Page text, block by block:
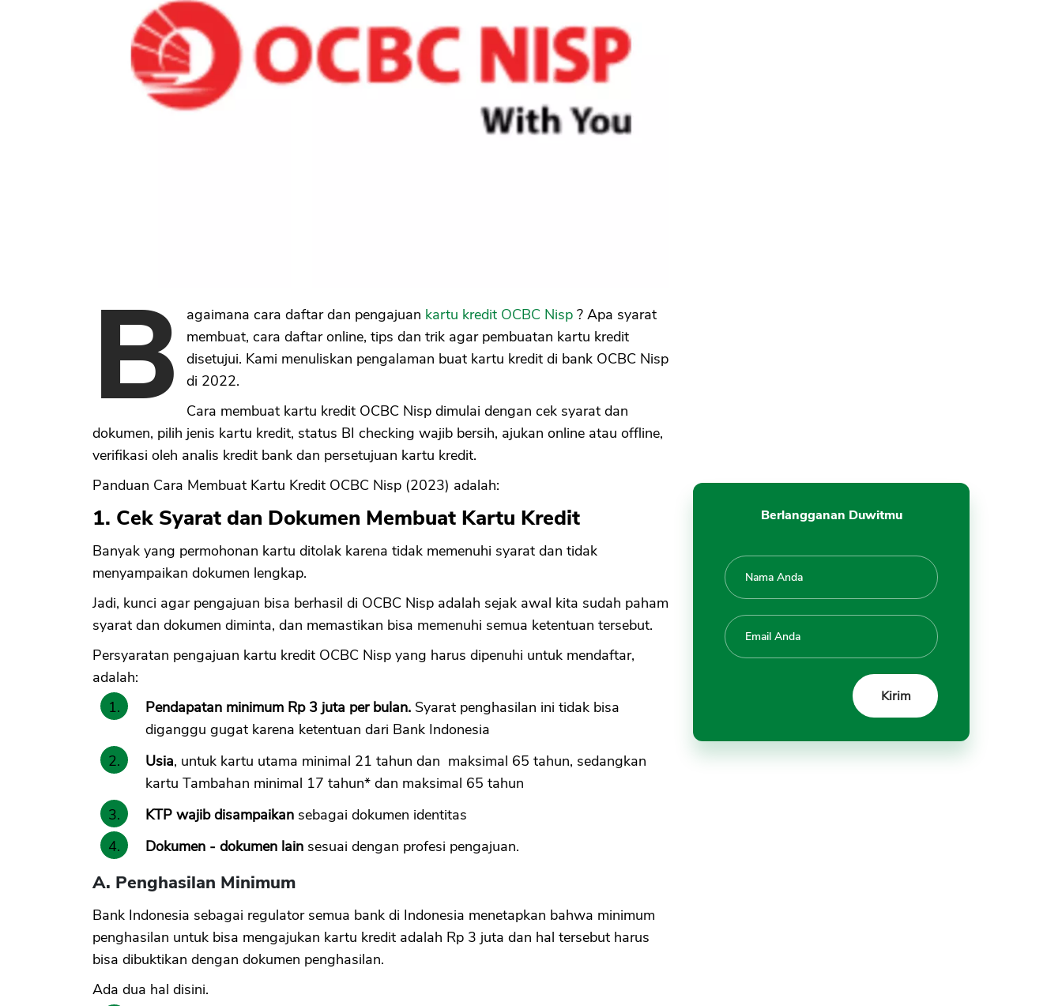
B agaimana cara daftar dan pengajuan kartu kredit OCBC Nisp ? Apa syarat
membuat, cara daftar online, tips dan trik agar pembuatan kartu kredit
disetujui. Kami menuliskan pengalaman buat kartu kredit di bank OCBC Nisp
di 2022.
Cara membuat kartu kredit OCBC Nisp dimulai dengan cek syarat dan
dokumen, pilih jenis kartu kredit, status BI checking wajib bersih, ajukan online atau offline,
verifikasi oleh analis kredit bank dan persetujuan kartu kredit.
Panduan Cara Membuat Kartu Kredit OCBC Nisp (2023) adalah:
1. Cek Syarat dan Dokumen Membuat Kartu Kredit
Banyak yang permohonan kartu ditolak karena tidak memenuhi syarat dan tidak
menyampaikan dokumen lengkap.
Jadi, kunci agar pengajuan bisa berhasil di OCBC Nisp adalah sejak awal kita sudah paham
syarat dan dokumen diminta, dan memastikan bisa memenuhi semua ketentuan tersebut.
Persyaratan pengajuan kartu kredit OCBC Nisp yang harus dipenuhi untuk mendaftar,
adalah:
Pendapatan minimum Rp 3 juta per bulan. Syarat penghasilan ini tidak bisa
diganggu gugat karena ketentuan dari Bank Indonesia
Usia, untuk kartu utama minimal 21 tahun dan maksimal 65 tahun, sedangkan
kartu Tambahan minimal 17 tahun* dan maksimal 65 tahun
KTP wajib disampaikan sebagai dokumen identitas
Dokumen - dokumen lain sesuai dengan profesi pengajuan.
A. Penghasilan Minimum
Bank Indonesia sebagai regulator semua bank di Indonesia menetapkan bahwa minimum
penghasilan untuk bisa mengajukan kartu kredit adalah Rp 3 juta dan hal tersebut harus
bisa dibuktikan dengan dokumen penghasilan.
Ada dua hal disini.
B. Pengiriman Kartu
Ditolak
Nisp Gratis
Tips Pengajuan Kartu Kredit
OCBC Nisp Disetujui
Berlangganan Duwitmu